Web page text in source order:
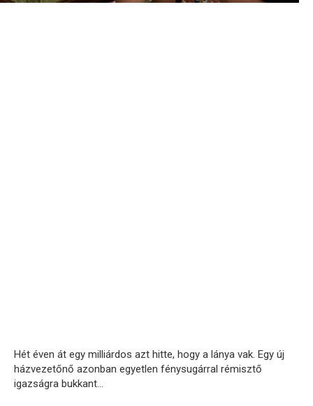
Hét éven át egy milliárdos azt hitte, hogy a lánya vak. Egy új
házvezetőnő azonban egyetlen fénysugárral rémisztő
igazságra bukkant…